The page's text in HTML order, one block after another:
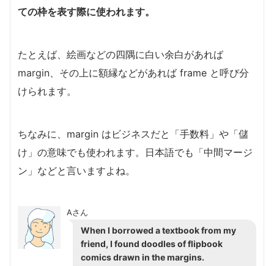
ての枠を表す際に使われます。
たとえば、絵画などの四隅に白い余白があれば
margin、その上に額縁などがあれば frame と呼び分
けられます。
ちなみに、margin はビジネスだと「手数料」や「儲
け」の意味でも使われます。日本語でも「中間マージ
ン」などと言いますよね。
Aさん
When I borrowed a textbook from my
friend, I found doodles of flipbook
comics drawn in the margins.